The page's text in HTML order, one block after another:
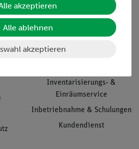
Service
Übersicht Service
Inventarisierungs- &
Einräumservice
Inbetriebnahme & Schulungen
Kundendienst
akzeptieren
Alle ablehnen
akzeptieren